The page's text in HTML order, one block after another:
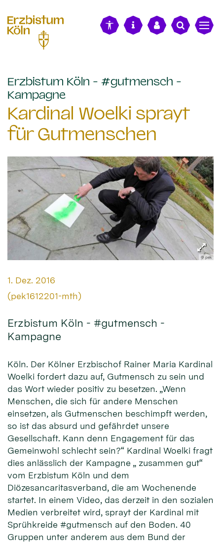
Erzbistum Köln - #gutmensch -
Kampagne:
Kardinal Woelki sprayt
für Gutmenschen
© pek
Datum:
1. Dez. 2016
Von:
(pek1612201-mth)
Erzbistum Köln - #gutmensch -
Kampagne
Köln. Der Kölner Erzbischof Rainer Maria Kardinal
Woelki fordert dazu auf, Gutmensch zu sein und
das Wort wieder positiv zu besetzen. „Wenn
Menschen, die sich für andere Menschen
einsetzen, als Gutmenschen beschimpft werden,
so ist das absurd und gefährdet unsere
Gesellschaft. Kann denn Engagement für das
Gemeinwohl schlecht sein?“ Kardinal Woelki fragt
dies anlässlich der Kampagne „ zusammen gut“
vom Erzbistum Köln und dem
Diözesancaritasverband, die am Wochenende
startet. In einem Video, das derzeit in den sozialen
Medien verbreitet wird, sprayt der Kardinal mit
Sprühkreide #gutmensch auf den Boden. 40
Gruppen unter anderem aus dem Bund der